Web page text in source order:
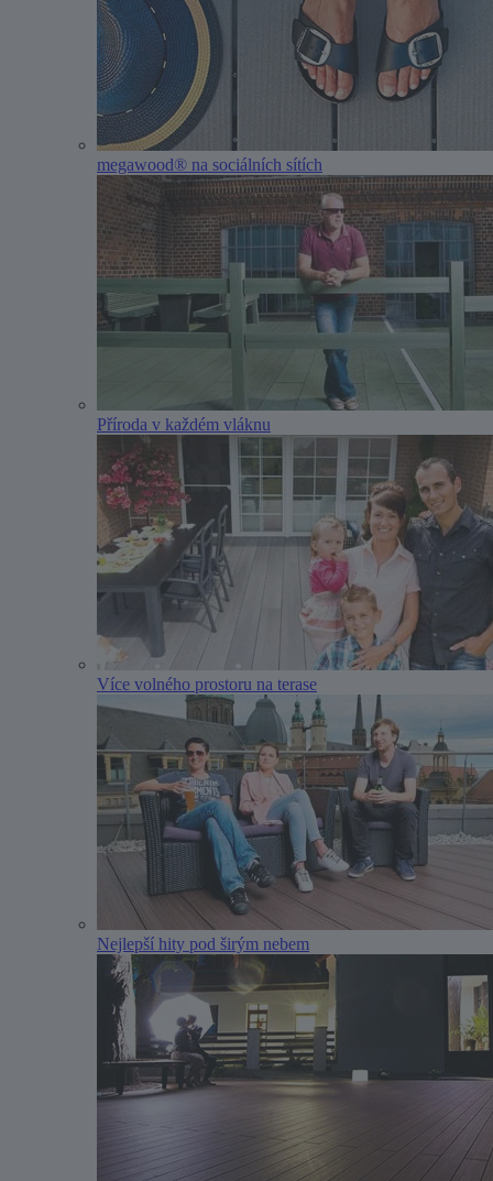
megawood® na sociálních sítích
Příroda v každém vláknu
Více volného prostoru na terase
Nejlepší hity pod širým nebem